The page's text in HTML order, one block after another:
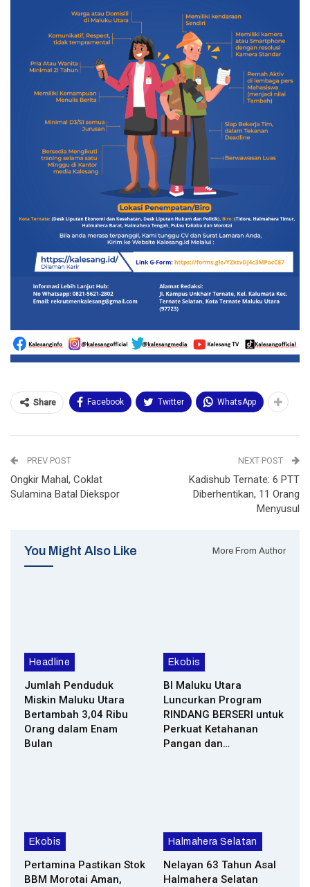
Share Facebook Twitter WhatsApp
PREV POST
Ongkir Mahal, Coklat
Sulamina Batal Diekspor
NEXT POST
Kadishub Ternate: 6 PTT
Diberhentikan, 11 Orang
Menyusul
You Might Also Like More From Author
Headline
Jumlah Penduduk
Miskin Maluku Utara
Bertambah 3,04 Ribu
Orang dalam Enam
Bulan
Ekobis
BI Maluku Utara
Luncurkan Program
RINDANG BERSERI untuk
Perkuat Ketahanan
Pangan dan…
Ekobis
Pertamina Pastikan Stok
BBM Morotai Aman,
Halmahera Selatan
Nelayan 63 Tahun Asal
Halmahera Selatan